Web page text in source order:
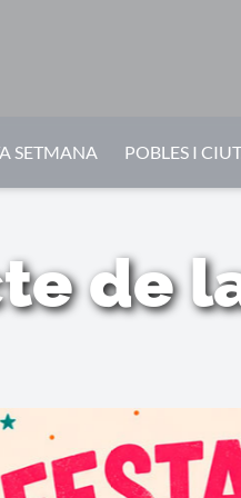
SETMANA POBLES I
de